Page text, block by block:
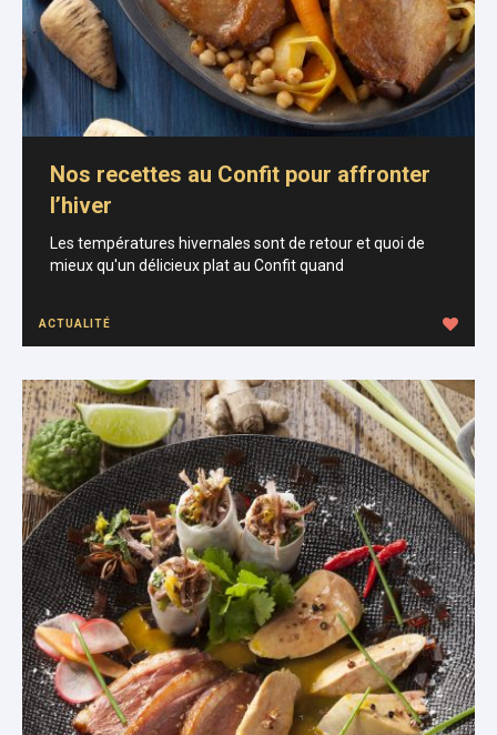
Nos recettes au Confit pour affronter
l’hiver
Les températures hivernales sont de retour et quoi de
mieux qu'un délicieux plat au Confit quand
ACTUALITÉ